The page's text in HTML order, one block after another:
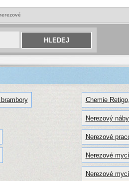
Chemie
Nerezový
Nerezové
Nerezové
Nerezové